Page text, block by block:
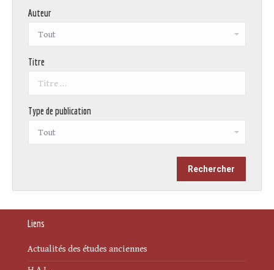
Auteur
Titre
Type de publication
Liens
Actualités des études anciennes